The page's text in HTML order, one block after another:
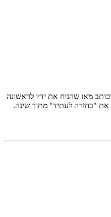
מאז שהניח את ידיו לראשונה
את "בחזרה לעתיד" מתוך שינה.